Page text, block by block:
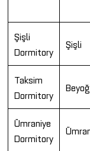
Şişli
Dormitory
Şişli
Taksim
Dormitory
Ümraniye
Dormitory